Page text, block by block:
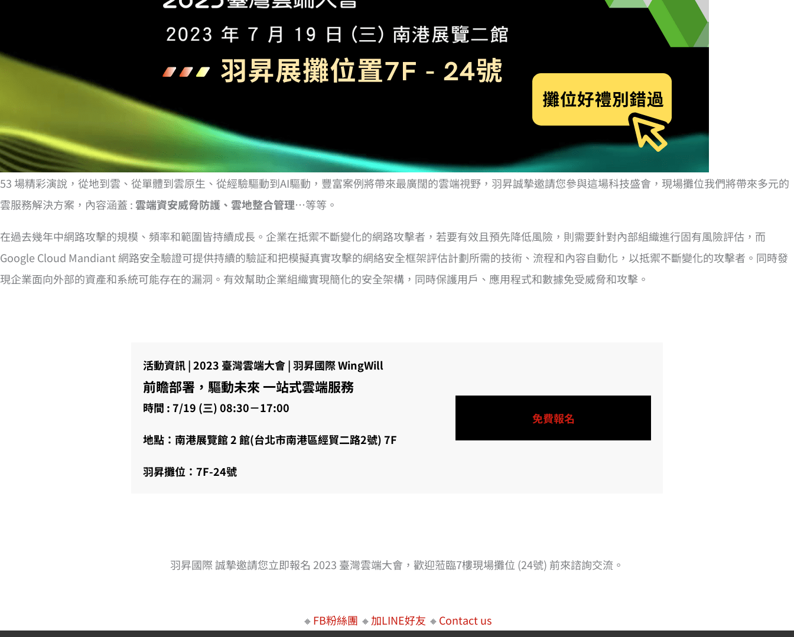
53 場精彩演說，從地到雲、從單體到雲原生、從經驗驅動到AI驅動，豐富案例將帶來最廣闊的雲端視野，羽昇誠摯邀請您參與這場科技盛會，現場攤位我們將帶來多元的
雲服務解決方案，內容涵蓋 :雲端資安威脅防護、雲地整合管理…等等。
在過去幾年中網路攻擊的規模、頻率和範圍皆持續成長。企業在抵禦不斷變化的網路攻擊者，若要有效且預先降低風險，則需要針對內部組織進行固有風險評估，而
Google Cloud Mandiant 網路安全驗證可提供持續的驗証和把模擬真實攻擊的網絡安全框架評估計劃所需的技術、流程和內容自動化，以抵禦不斷變化的攻擊者。同時發
現企業面向外部的資產和系統可能存在的漏洞。有效幫助企業組織實現簡化的安全架構，同時保護用戶、應用程式和數據免受威脅和攻擊。
活動資訊 |2023 臺灣雲端大會 | 羽昇國際 WingWill
前瞻部署，驅動未來 一站式雲端服務
時間 : 7/19 (三) 08:30－17:00
地點：南港展覽館 2 館(台北市南港區經貿二路2號) 7F
羽昇攤位：7F-24號
免費報名
羽昇國際 誠摯邀請您立即報名 2023 臺灣雲端大會，歡迎蒞臨7樓現場攤位 (24號) 前來諮詢交流。
🔸FB粉絲團 🔸加LINE好友 🔸Contact us